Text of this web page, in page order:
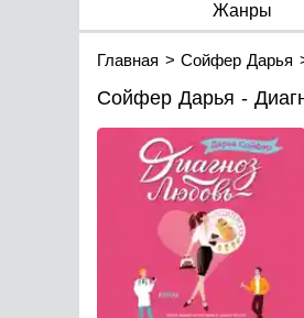
Жанры
Главная Сойфер Дарья
Сойфер Дарья -